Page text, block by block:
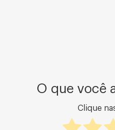
O que você
Clique